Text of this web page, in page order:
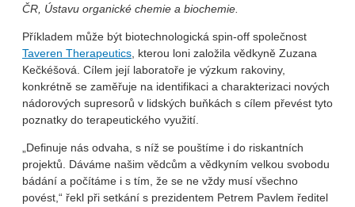
ČR, Ústavu organické chemie a biochemie.
Příkladem může být biotechnologická spin-off společnost
Taveren Therapeutics , kterou loni založila vědkyně Zuzana
Kečkéšová. Cílem její laboratoře je výzkum rakoviny,
konkrétně se zaměřuje na identifikaci a charakterizaci nových
nádorových supresorů v lidských buňkách s cílem převést tyto
poznatky do terapeutického využití.
„Definuje nás odvaha, s níž se pouštíme i do riskantních
projektů. Dáváme našim vědcům a vědkyním velkou svobodu
bádání a počítáme i s tím, že se ne vždy musí všechno
povést,“ řekl při setkání s prezidentem Petrem Pavlem ředitel